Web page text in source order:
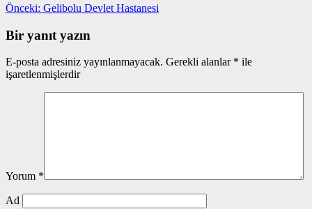
Yazı
gezinmesi
Önceki: Önceki
Gelibolu Devlet Hastanesi
Bir yanıt yazın
E-posta adresiniz yayınlanmayacak. Gerekli alanlar * ile
işaretlenmişlerdir
Yorum *
Ad